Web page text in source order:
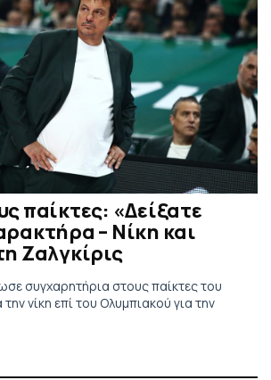
παίκτες: «Δείξατε
– Νίκη και
Ζαλγκίρις
συγχαρητήρια στους παίκτες του
νίκη επί του Ολυμπιακού για την